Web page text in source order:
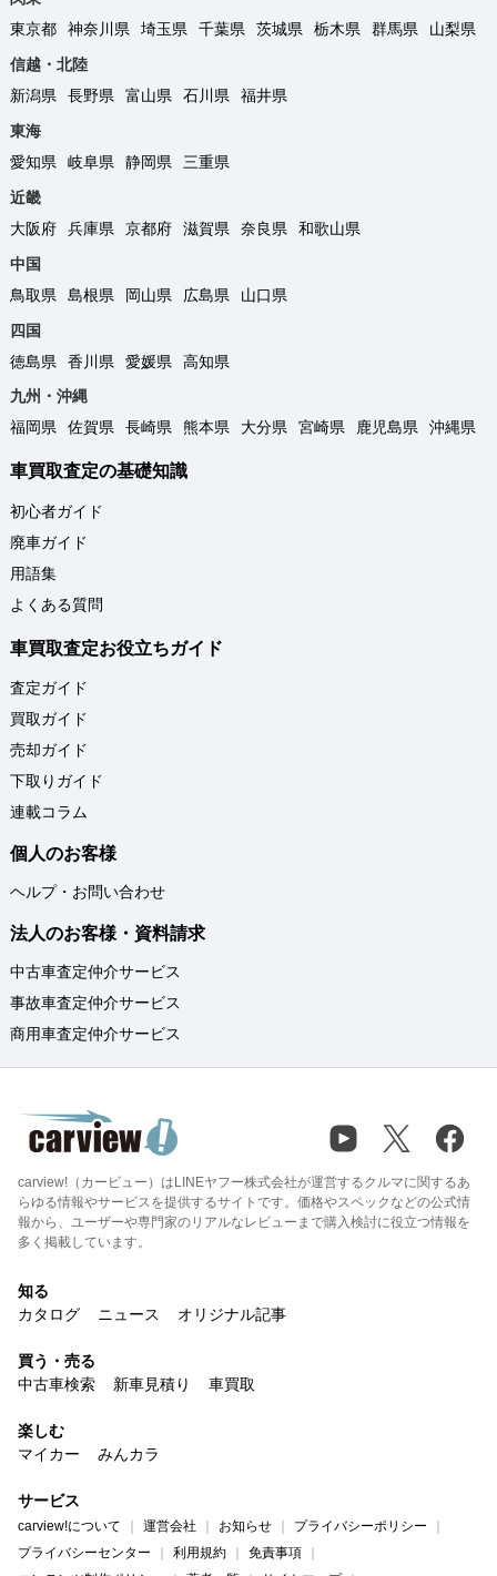
東京都
神奈川県 埼玉県 千葉県 茨城県 栃木県 群馬県
山梨県
信越・北陸
新潟県
長野県 富山県 石川県
福井県
東海
愛知県
岐阜県 静岡県
三重県
近畿
大阪府
兵庫県 京都府 滋賀県 奈良県
和歌山県
中国
鳥取県
島根県 岡山県 広島県
山口県
四国
徳島県
香川県 愛媛県
高知県
九州・沖縄
福岡県
佐賀県 長崎県 熊本県 大分県 宮崎県 鹿児島県 沖縄県
車買取査定の基礎知識
初心者ガイド
廃車ガイド
用語集
よくある質問
車買取査定お役立ちガイド
査定ガイド
買取ガイド
売却ガイド
下取りガイド
連載コラム
個人のお客様
ヘルプ・お問い合わせ
法人のお客様・資料請求
中古車査定仲介サービス
事故車査定仲介サービス
商用車査定仲介サービス
carview!（カービュー）はLINEヤフー株式会社が運営するクルマに関するあ
らゆる情報やサービスを提供するサイトです。価格やスペックなどの公式情
報から、ユーザーや専門家のリアルなレビューまで購入検討に役立つ情報を
多く掲載しています。
知る
カタログ
ニュース オリジナル記事
買う・売る
中古車検索
新車見積り 車買取
楽しむ
マイカー
みんカラ
サービス
carview!について 運営会社 お知らせ
プライバシーポリシー
プライバシーセンター
利用規約
免責事項